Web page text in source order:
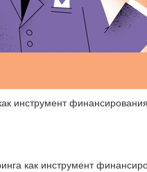
инструмент
как инструмент